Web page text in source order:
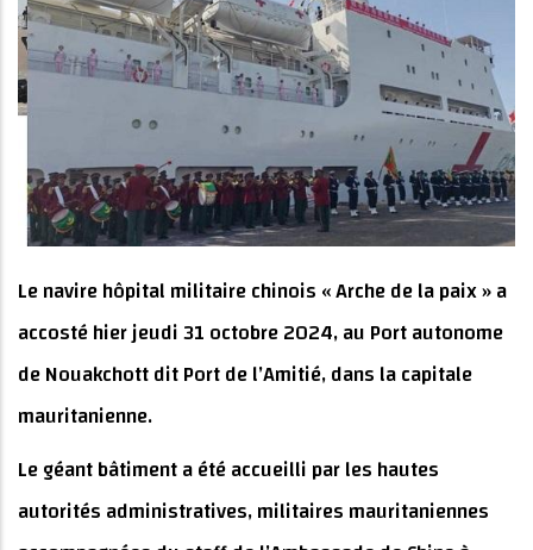
Le navire hôpital militaire chinois « Arche de la paix » a
accosté hier jeudi 31 octobre 2024, au Port autonome
de Nouakchott dit Port de l’Amitié, dans la capitale
mauritanienne.
Le géant bâtiment a été accueilli par les hautes
autorités administratives, militaires mauritaniennes